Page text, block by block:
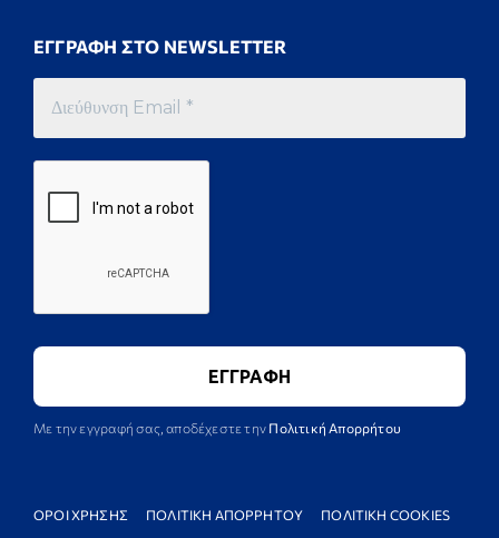
ΕΓΓΡΑΦΗ ΣΤΟ NEWSLETTER
Με την εγγραφή σας, αποδέχεστε την Πολιτική Απορρήτου
ΟΡΟΙ ΧΡΗΣΗΣ ΠΟΛΙΤΙΚΗ ΑΠΟΡΡΗΤΟΥ ΠΟΛΙΤΙΚΗ COOKIES